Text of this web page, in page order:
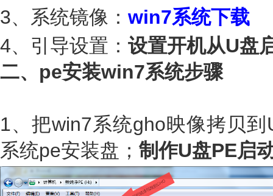
3、系统镜像： win7系统下载
4、引导设置： 设置开机从U盘
二、pe安装win7系统步骤
1、把win7系统gho映像拷贝
系统pe安装盘； 制作U盘PE启